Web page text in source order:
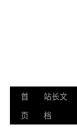
首
页
站长文
档